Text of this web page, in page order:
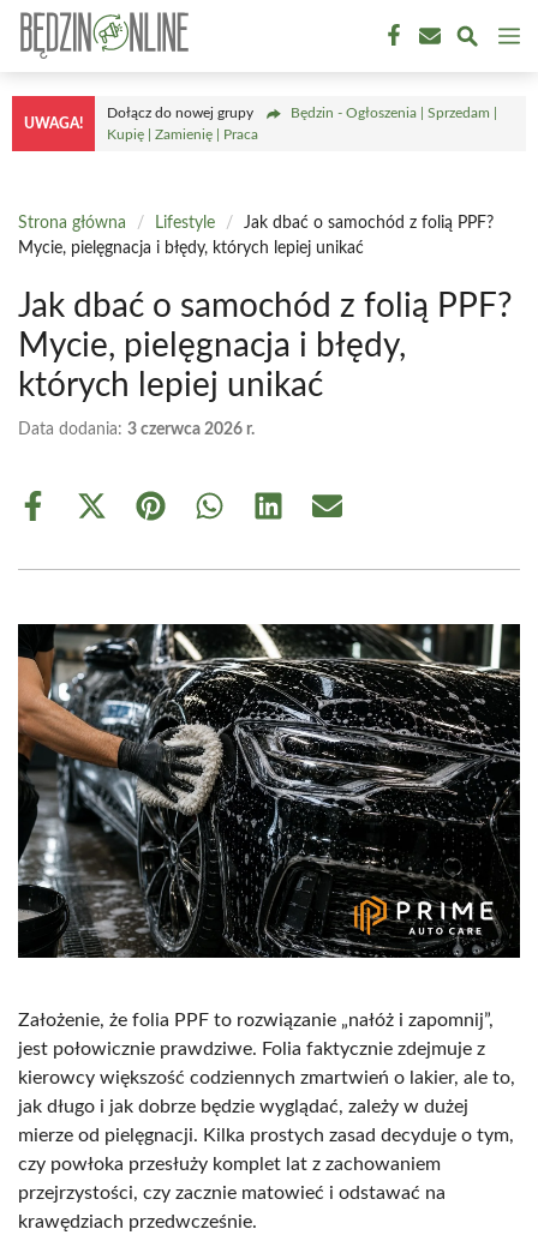
Przejdź
treści
UWAGA!
Dołącz do nowej grupy
Będzin - Ogłoszenia | Sprzedam |
Kupię | Zamienię | Praca
Strona główna / Lifestyle /
Jak dbać o samochód z folią PPF?
Mycie, pielęgnacja i błędy, których lepiej unikać
Jak dbać o samochód z folią PPF?
Mycie, pielęgnacja i błędy,
których lepiej unikać
Data dodania: 3 czerwca 2026 r.
Share
Share
(Twitter)
Share Share Share Share
Założenie, że folia PPF to rozwiązanie „nałóż i zapomnij”,
jest połowicznie prawdziwe. Folia faktycznie zdejmuje z
kierowcy większość codziennych zmartwień o lakier, ale to,
jak długo i jak dobrze będzie wyglądać, zależy w dużej
mierze od pielęgnacji. Kilka prostych zasad decyduje o tym,
czy powłoka przesłuży komplet lat z zachowaniem
przejrzystości, czy zacznie matowieć i odstawać na
krawędziach przedwcześnie.